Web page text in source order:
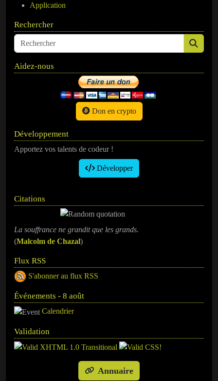
Application
Rechercher
Aidez-nous
Don en crypto
Développement
Apportez vos talents de codeur !
Développer
Citations
La souffrance ne grandit que les grands.
(Malcolm de Chazal)
Flux RSS
S'abonner au flux RSS
Événements - 8 août
Calendrier
Validation
Annuaire